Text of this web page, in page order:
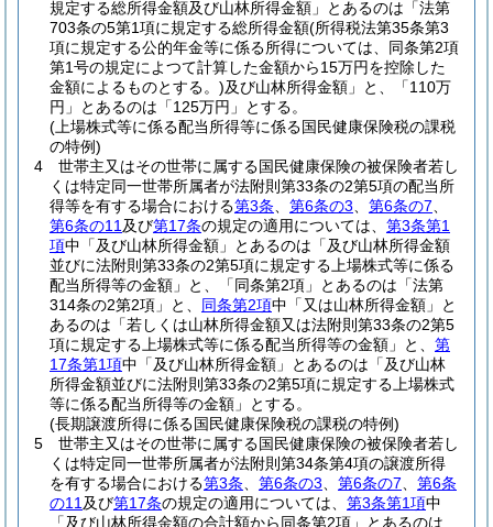
規定する総所得金額及び山林所得金額」とあるのは「法第
703条の5第1項に規定する総所得金額(所得税法第35条第3
項に規定する公的年金等に係る所得については、同条第2項
第1号の規定によつて計算した金額から15万円を控除した
金額によるものとする。)及び山林所得金額」と、「110万
円」とあるのは「125万円」とする。
(上場株式等に係る配当所得等に係る国民健康保険税の課税
の特例)
4
世帯主又はその世帯に属する国民健康保険の被保険者若し
くは特定同一世帯所属者が法附則第33条の2第5項の配当所
得等を有する場合における第3条 第6条の3 第6条の7
第6条の11 及び第17条の規定の適用については、 第3条第1
項中「及び山林所得金額」とあるのは「及び山林所得金額
並びに法附則第33条の2第5項に規定する上場株式等に係る
配当所得等の金額」と、「同条第2項」とあるのは「法第
314条の2第2項」と、 同条第2項中「又は山林所得金額」と
あるのは「若しくは山林所得金額又は法附則第33条の2第5
項に規定する上場株式等に係る配当所得等の金額」と、 第
17条第1項中「及び山林所得金額」とあるのは「及び山林
所得金額並びに法附則第33条の2第5項に規定する上場株式
等に係る配当所得等の金額」とする。
(長期譲渡所得に係る国民健康保険税の課税の特例)
5
世帯主又はその世帯に属する国民健康保険の被保険者若し
くは特定同一世帯所属者が法附則第34条第4項の譲渡所得
を有する場合における第3条 第6条の3 第6条の7
第6条
の11 及び第17条の規定の適用については、 第3条第1項中
「及び山林所得金額の合計額から同条第2項」とあるのは